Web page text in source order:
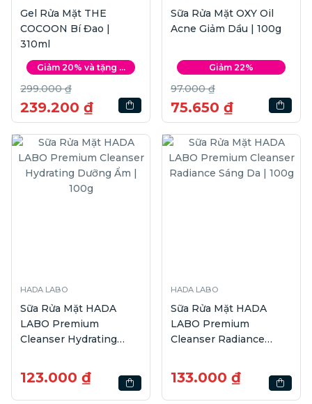
Gel Rửa Mặt THE
COCOON Bí Đao |
310ml
Giảm 20% và tặng ...
299.000 ₫
239.200 ₫
Sữa Rửa Mặt OXY Oil
Acne Giảm Dầu | 100g
Giảm 22%
97.000 ₫
75.650 ₫
HADA LABO
Sữa Rửa Mặt HADA
LABO Premium
Cleanser Hydrating
123.000 ₫
HADA LABO
Sữa Rửa Mặt HADA
LABO Premium
Cleanser Radiance
133.000 ₫